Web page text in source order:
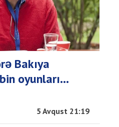
Bakıya
oyunları...
5 Avqust 21:19